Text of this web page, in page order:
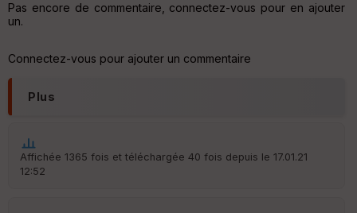
Pas encore de commentaire, connectez-vous pour en ajouter
un.
Connectez-vous pour ajouter un commentaire
Plus
Affichée 1365 fois et téléchargée 40 fois depuis le 17.01.21
12:52